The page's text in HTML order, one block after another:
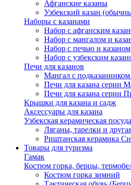
Афганские казаны
Узбекский казан
Наборы с казанами
Набор с афганским
Набор с мангалом и
Набор с печью и казаном
Набор с узбекским
Печи для казанов
Мангал с подказанником
Печи для казана серии
Печи для казана серии
Крышки для казана и садж
Аксессуары для казана
Узбекская керамическая посуда
Ляганы, тарелки и
Риштанская керамика
Товары для туризма
Гамак
Костюм горка, берцы,
Костюм горка зимний